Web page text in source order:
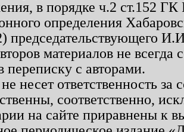
в порядке ч.2 ст.152
определения
председательствующего
материалов не
переписку с авторами.
несет ответственность
соответственно,
на сайте приравнены к